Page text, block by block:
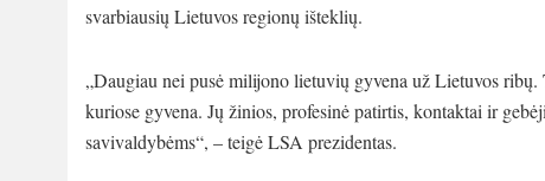
svarbiausių Lietuvos regionų išteklių.
„Daugiau nei pusė milijono lietuvių gyvena už Lietuvos
kuriose gyvena. Jų žinios, profesinė patirtis, kontaktai ir
savivaldybėms“, – teigė LSA prezidentas.